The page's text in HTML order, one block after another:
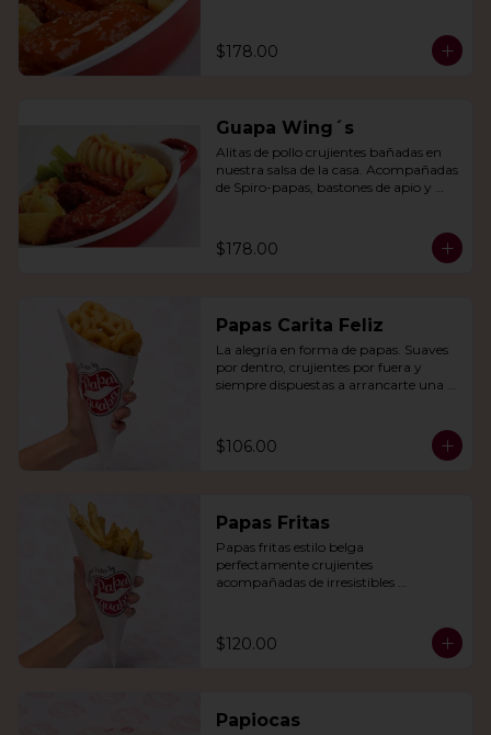
$178.00
Guapa Wing´s
Alitas de pollo crujientes bañadas en
nuestra salsa de la casa. Acompañadas
de Spiro-papas, bastones de apio y
$178.00
Papas Carita Feliz
La alegría en forma de papas. Suaves
por dentro, crujientes por fuera y
siempre dispuestas a arrancarte una
$106.00
Papas Fritas
Papas fritas estilo belga
perfectamente crujientes
acompañadas de irresistibles
$120.00
Papiocas